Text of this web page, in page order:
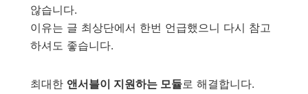
않습니다.
이유는 글 최상단에서 한번 언급했으니 다시 참고
하셔도 좋습니다.
최대한 앤서블이 지원하는 모듈로 해결합니다.